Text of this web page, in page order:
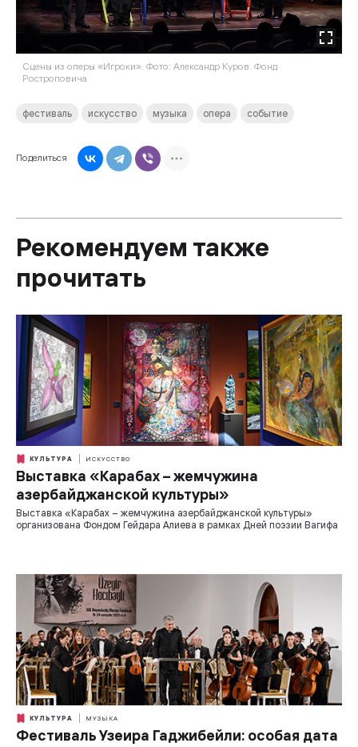
Сцены из оперы «Игроки». Фото: Александр Куров. Фонд
Ростроповича
фестиваль искусство музыка опера событие
Поделиться
Рекомендуем также
прочитать
КУЛЬТУРА ИСКУССТВО
Выставка «Карабах – жемчужина
азербайджанской культуры»
Выставка «Карабах – жемчужина азербайджанской культуры»
организована Фондом Гейдара Алиева в рамках Дней поэзии Вагифа
КУЛЬТУРА МУЗЫКА
Фестиваль Узеира Гаджибейли: особая дата